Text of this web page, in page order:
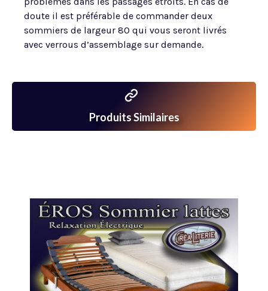
doute il est préférable de commander deux
sommiers de largeur 80 qui vous seront livrés
avec verrous d’assemblage sur demande.
Produits Similaires